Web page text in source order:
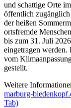
und schattige Orte
öffentlich zugänglich
der heißen
ortsfremde
bis zum 31. Juli
eingetragen werden.
vom
gestellt.
Weitere
marburg-
Tab)